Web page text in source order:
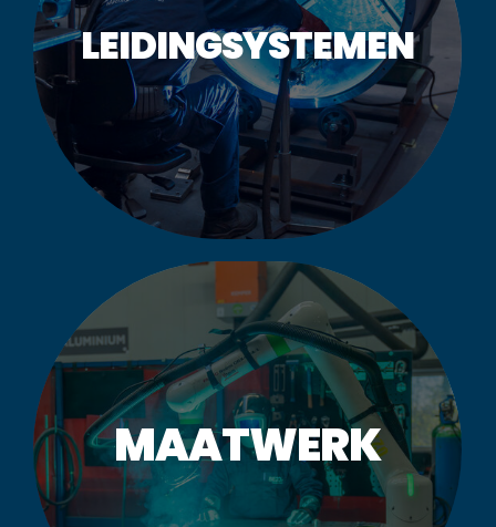
LEIDINGSYSTEMEN
LEIDINGSYSTEMEN
MEER INFORMATIE
MAATWERK
MAATWERK
MEER INFORMATIE